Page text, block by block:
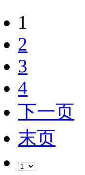
1
2
3
4
下一页
末页